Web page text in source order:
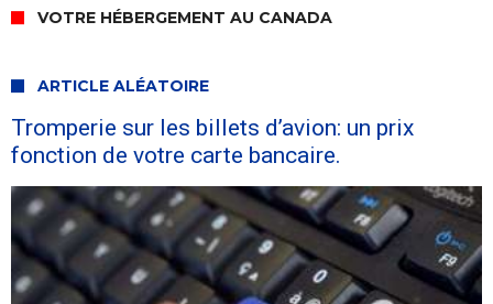
VOTRE HÉBERGEMENT AU CANADA
ARTICLE ALÉATOIRE
Tromperie sur les billets d’avion: un prix
fonction de votre carte bancaire.